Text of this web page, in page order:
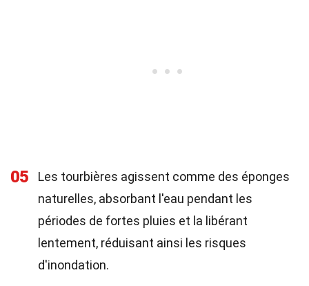
05
Les tourbières agissent comme des éponges
naturelles, absorbant l'eau pendant les
périodes de fortes pluies et la libérant
lentement, réduisant ainsi les risques
d'inondation.